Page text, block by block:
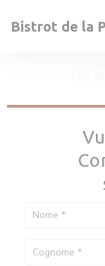
Bistrot de la